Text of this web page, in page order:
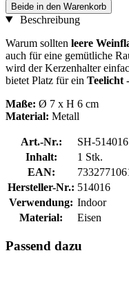
Beide in den Warenkorb
Beschreibung
Warum sollten leere
auch für eine gemütliche
wird der Kerzenhalter
bietet Platz für ein Teelicht
Maße: Ø 7 x H 6 cm
Material: Metall
Art.-Nr.:
SH-514016
Inhalt:
1 Stk.
EAN:
Hersteller-Nr.: 514016
Verwendung: Indoor
Material:
Eisen
Passend dazu